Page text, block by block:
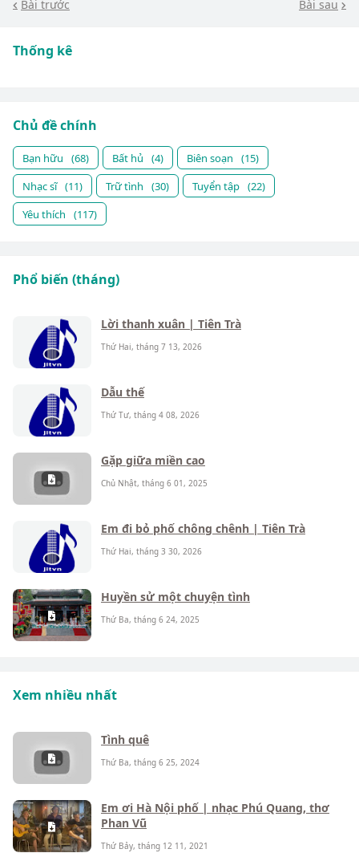
Bài trước Bài sau
Thống kê
Chủ đề chính
Bạn hữu (68) Bất hủ (4) Biên soạn
(15)
Nhạc sĩ (11) Trữ tình (30) Tuyển tập (22)
Yêu thích
(117)
Phổ biến (tháng)
Lời thanh xuân | Tiên Trà
Thứ Hai, tháng 7 13, 2026
Dẫu thế
Thứ Tư, tháng 4 08, 2026
Gặp giữa miền cao
Chủ Nhật, tháng 6 01, 2025
Em đi bỏ phố chông chênh | Tiên Trà
Thứ Hai, tháng 3 30, 2026
Huyền sử một chuyện tình
Thứ Ba, tháng 6 24, 2025
Xem nhiều nhất
Tình quê
Thứ Ba, tháng 6 25, 2024
Em ơi Hà Nội phố | nhạc Phú Quang, thơ
Phan Vũ
Thứ Bảy, tháng 12 11, 2021